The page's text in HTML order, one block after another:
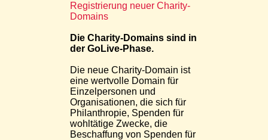
Registrierung neuer Charity-
Domains
Die Charity-Domains sind in
der GoLive-Phase.
Die neue Charity-Domain ist
eine wertvolle Domain für
Einzelpersonen und
Organisationen, die sich für
Philanthropie, Spenden für
wohltätige Zwecke, die
Beschaffung von Spenden für